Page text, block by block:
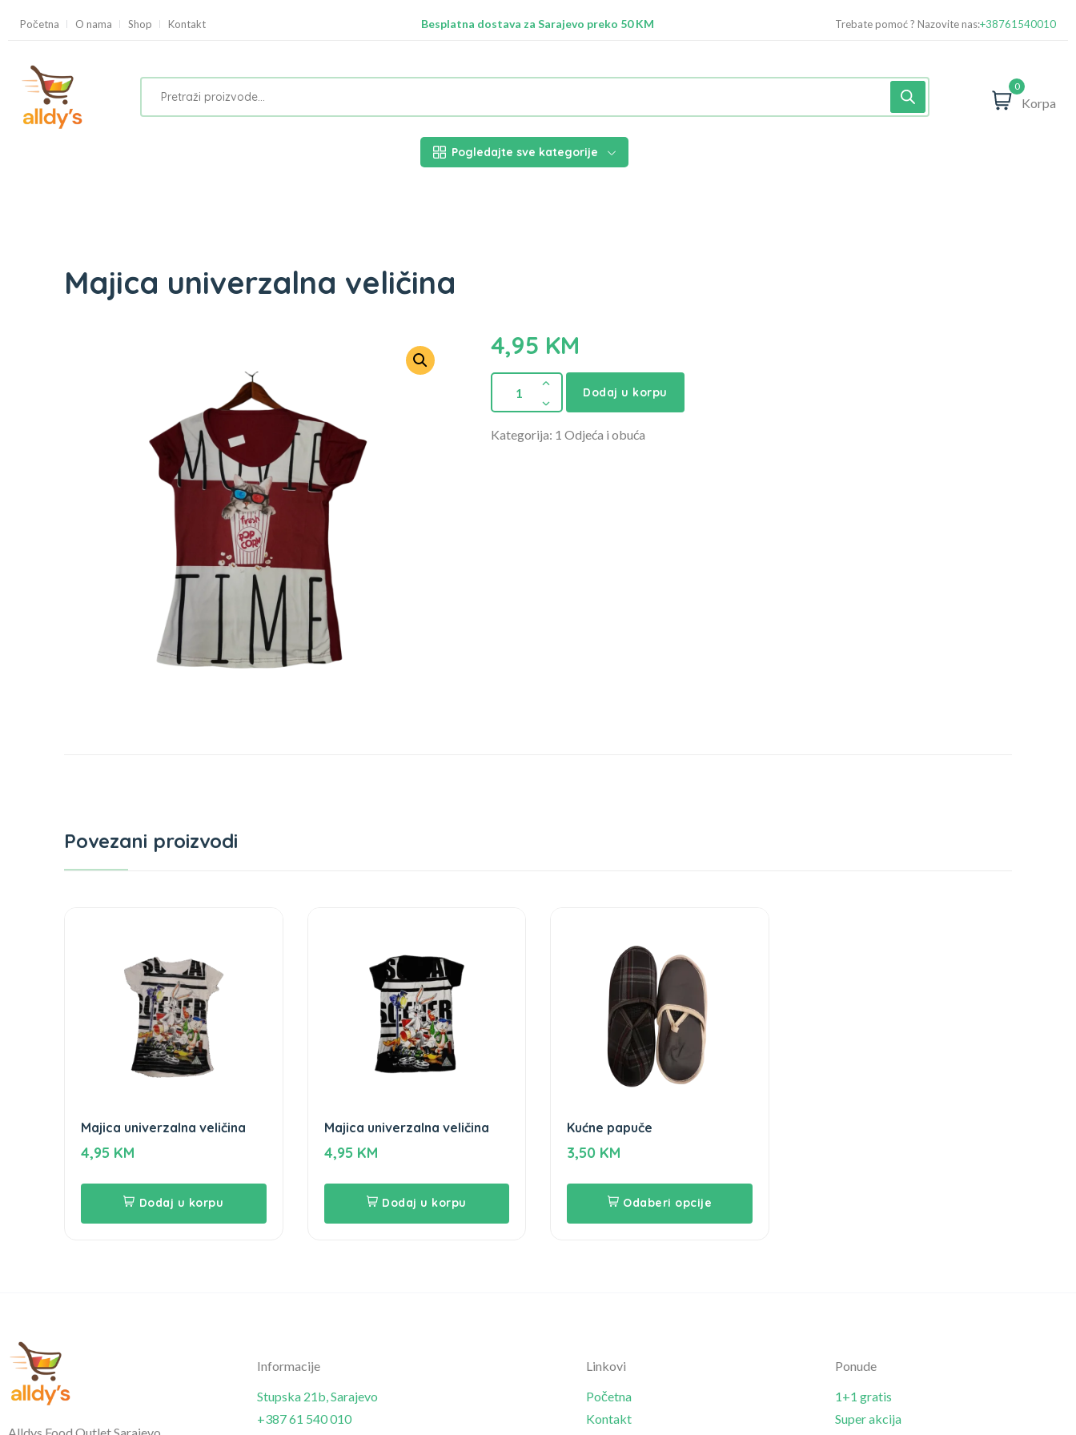
Početna O nama Shop Kontakt
Besplatna dostava za Sarajevo preko 50 KM
Trebate pomoć ? Nazovite nas:+38761540010
0
Korpa
Pogledajte sve kategorije
Majica univerzalna veličina
4,95 KM
Dodaj u korpu
Kategorija: 1 Odjeća i obuća
Povezani proizvodi
Majica univerzalna veličina
4,95 KM
Dodaj u korpu
Majica univerzalna veličina
4,95 KM
Dodaj u korpu
Kućne papuče
3,50 KM
Odaberi opcije
Informacije
Stupska 21b, Sarajevo
+387 61 540 010
Linkovi
Početna
Kontakt
Ponude
1+1 gratis
Super akcija